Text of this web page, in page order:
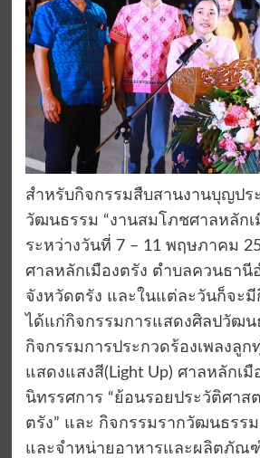
สำหรับกิจกรรมสืบสานงานบุญปร
วัฒนธรรม “งานสมโภชศาลหลักเ
ระหว่างวันที่ 7 – 11 พฤษภาคม
ศาลหลักเมืองตรัง ตำบลควนธานี
จังหวัดตรัง และในแต่ละวันก็จะ
ได้แก่กิจกรรมการแสดงศิลปวัฒ
กิจกรรมการประกวดร้องเพลงลูก
แสดงแสงสี(Light Up) ศาลหลักเมื
นิทรรศการ “ย้อนรอยประวัติศาส
ตรัง” และ กิจกรรมรากวัฒนธรร
และจำหน่ายอาหารและผลิตภัณ